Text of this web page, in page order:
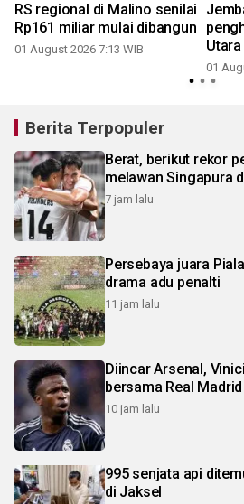
RS regional di Malino senilai
Rp161 miliar mulai dibangun
01 August 2026 7:13 WIB
01
Berita Terpopuler
Berat, berikut rekor
melawan Singapura
7 jam lalu
Persebaya juara
drama adu penalti
11 jam lalu
Diincar Arsenal, Vinicius perpanjang
bersama Real Madrid
10 jam lalu
995 senjata api
di Jaksel